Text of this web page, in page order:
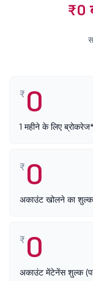
₹0
₹ 0
1 महीने के लिए ब्रोकरेज*
₹ 0
अकाउंट खोलने का शुल्क
₹ 0
अकाउंट मेंटेनेंस शुल्क